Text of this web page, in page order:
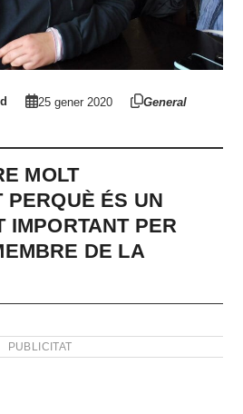
25 gener 2020 General
MOLT
PERQUÈ ÉS UN
IMPORTANT PER
DE LA
PUBLICITAT